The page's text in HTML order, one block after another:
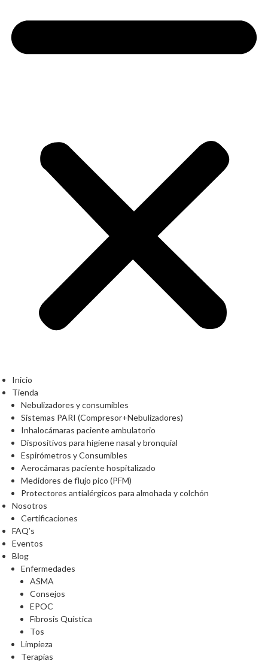
Inicio
Tienda
Nebulizadores y consumibles
Sistemas PARI (Compresor+Nebulizadores)
Inhalocámaras paciente ambulatorio
Dispositivos para higiene nasal y bronquial
Espirómetros y Consumibles
Aerocámaras paciente hospitalizado
Medidores de flujo pico (PFM)
Protectores antialérgicos para almohada y colchón
Nosotros
Certificaciones
FAQ’s
Eventos
Blog
Enfermedades
ASMA
Consejos
EPOC
Fibrosis Quística
Tos
Limpieza
Terapias